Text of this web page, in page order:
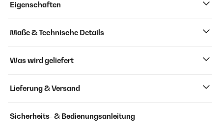
Eigenschaften
Maße & Technische Details
Was wird geliefert
Lieferung & Versand
Sicherheits- & Bedienungsanleitung